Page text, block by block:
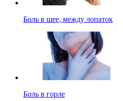
Боль в шее, между лопаток
Боль в горле